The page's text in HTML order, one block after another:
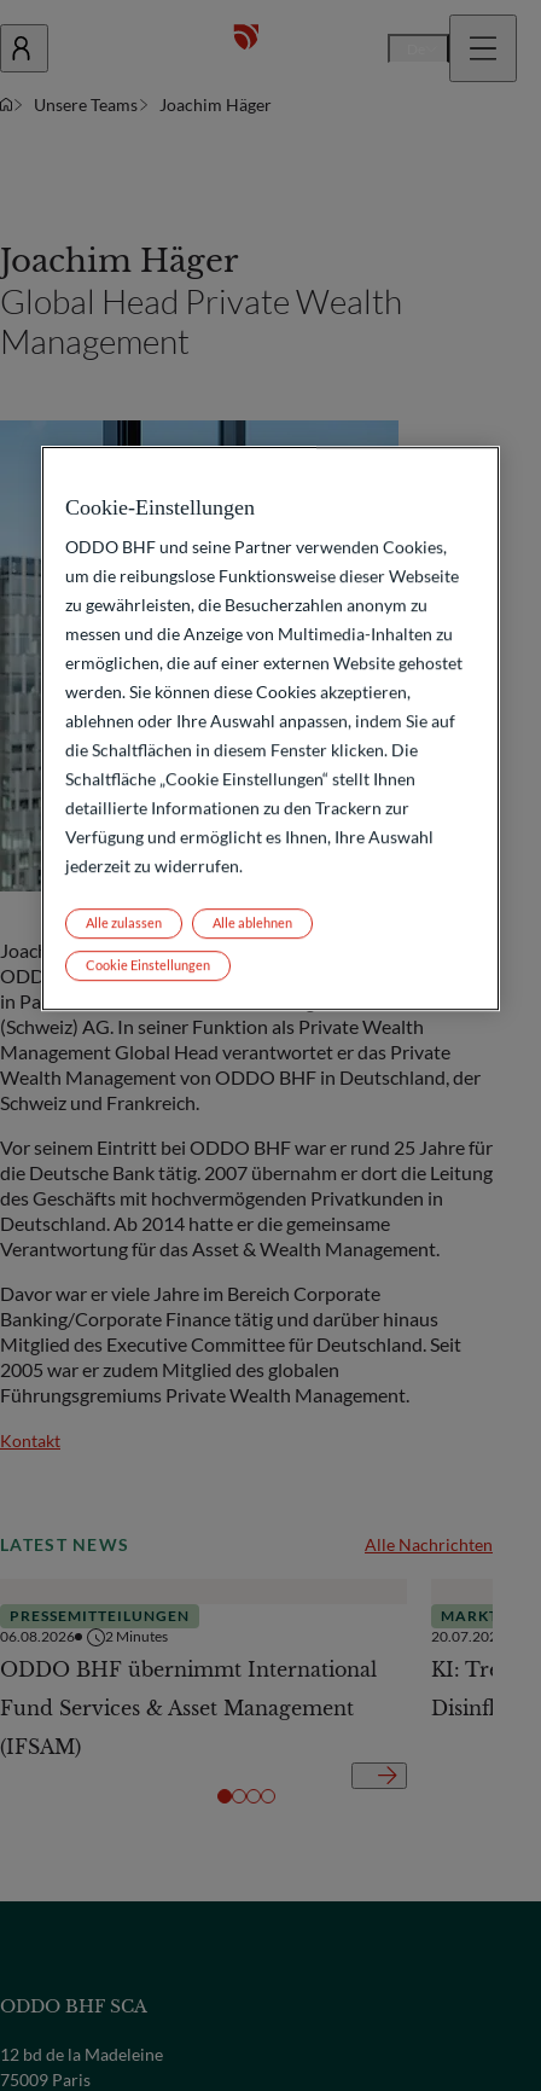
Unsere Teams Joachim Häger
Joachim Häger
Global Head Private Wealth
Management
Joachim Häger ist seit Juli 2016 Mitglied im Vorstand der
ODDO BHF SE. Zudem ist er Partner der ODDO BHF SCA
in Paris und Präsident des Verwaltungsrats der ODDO BHF
(Schweiz) AG. In seiner Funktion als Private Wealth
Management Global Head verantwortet er das Private
Wealth Management von ODDO BHF in Deutschland, der
Schweiz und Frankreich.
Vor seinem Eintritt bei ODDO BHF war er rund 25 Jahre für
die Deutsche Bank tätig. 2007 übernahm er dort die Leitung
des Geschäfts mit hochvermögenden Privatkunden in
Deutschland. Ab 2014 hatte er die gemeinsame
Verantwortung für das Asset & Wealth Management.
Davor war er viele Jahre im Bereich Corporate
Banking/Corporate Finance tätig und darüber hinaus
Mitglied des Executive Committee für Deutschland. Seit
2005 war er zudem Mitglied des globalen
Führungsgremiums Private Wealth Management.
Kontakt
LATEST NEWS Alle Nachrichten
PRESSEMITTEILUNGEN
06.08.2026
2 Minutes
ODDO BHF übernimmt International
Fund Services & Asset Management
(IFSAM)
20.07.2026
KI:
ODDO BHF SCA
12 bd de la Madeleine
75009 Paris
Cookie-Einstellungen
ODDO BHF und seine Partner verwenden Cookies,
um die reibungslose Funktionsweise dieser Webseite
zu gewährleisten, die Besucherzahlen anonym zu
messen und die Anzeige von Multimedia-Inhalten zu
ermöglichen, die auf einer externen Website gehostet
werden. Sie können diese Cookies akzeptieren,
ablehnen oder Ihre Auswahl anpassen, indem Sie auf
die Schaltflächen in diesem Fenster klicken. Die
Schaltfläche „Cookie Einstellungen“ stellt Ihnen
detaillierte Informationen zu den Trackern zur
Verfügung und ermöglicht es Ihnen, Ihre Auswahl
jederzeit zu widerrufen.
Alle ablehnen
Alle zulassen
Cookie Einstellungen